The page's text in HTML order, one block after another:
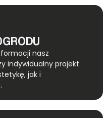
nasz
indywidualny projekt
jak i